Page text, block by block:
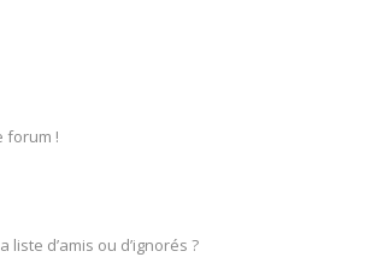
forum !
d’amis ou d’ignorés ?